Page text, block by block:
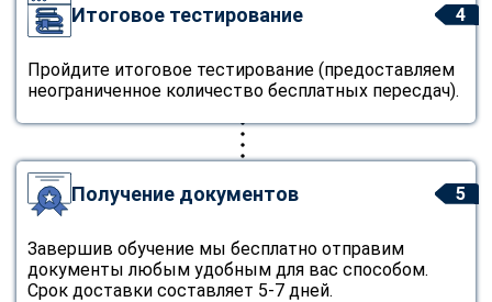
4
Итоговое тестирование
Пройдите итоговое тестирование (предоставляем
неограниченное количество бесплатных пересдач).
5
Получение документов
Завершив обучение мы бесплатно отправим
документы любым удобным для вас способом.
Срок доставки составляет 5-7 дней.